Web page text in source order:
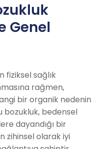
Genel
fiziksel sağlık
rağmen,
bir organik nedenin
bozukluk, bedensel
dayandığı bir
zihinsel olarak iyi